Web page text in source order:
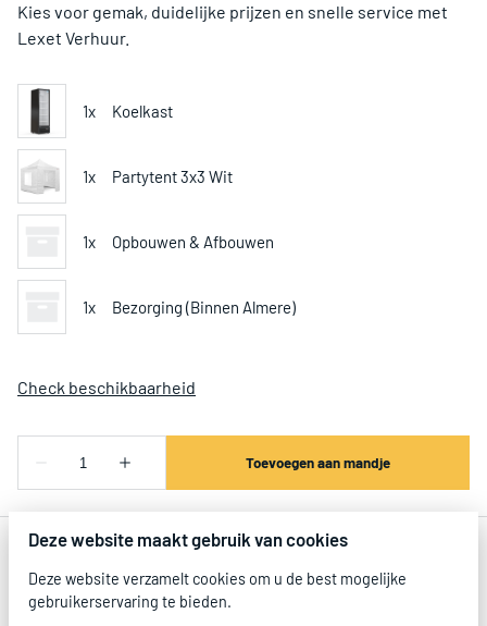
Kies voor gemak, duidelijke prijzen en snelle service met
Lexet Verhuur.
Deze website maakt gebruik van cookies
Deze website verzamelt cookies om u de best mogelijke
gebruikerservaring te bieden.